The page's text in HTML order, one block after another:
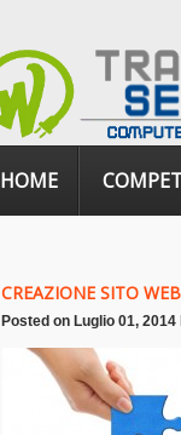
HOME
CREAZIONE SITO
Posted on Luglio 01, 2014